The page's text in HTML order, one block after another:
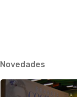
Novedades